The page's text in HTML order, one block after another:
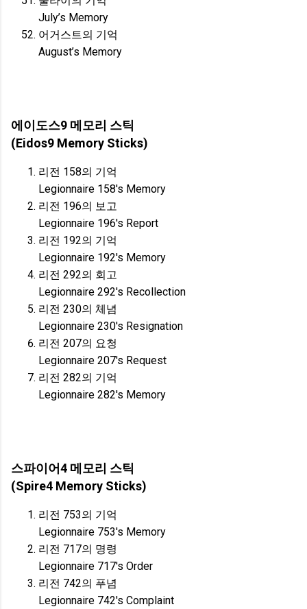
July’s Memory
어거스트의 기억
August’s Memory
에이도스9 메모리 스틱
(Eidos9 Memory Sticks)
리전 158의 기억
Legionnaire 158's Memory
리전 196의 보고
Legionnaire 196's Report
리전 192의 기억
Legionnaire 192's Memory
리전 292의 회고
Legionnaire 292's Recollection
리전 230의 체념
Legionnaire 230's Resignation
리전 207의 요청
Legionnaire 207's Request
리전 282의 기억
Legionnaire 282's Memory
스파이어4 메모리 스틱
(Spire4 Memory Sticks)
리전 753의 기억
Legionnaire 753's Memory
리전 717의 명령
Legionnaire 717's Order
리전 742의 푸념
Legionnaire 742's Complaint